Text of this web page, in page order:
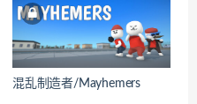
混乱制造者/Mayhemers